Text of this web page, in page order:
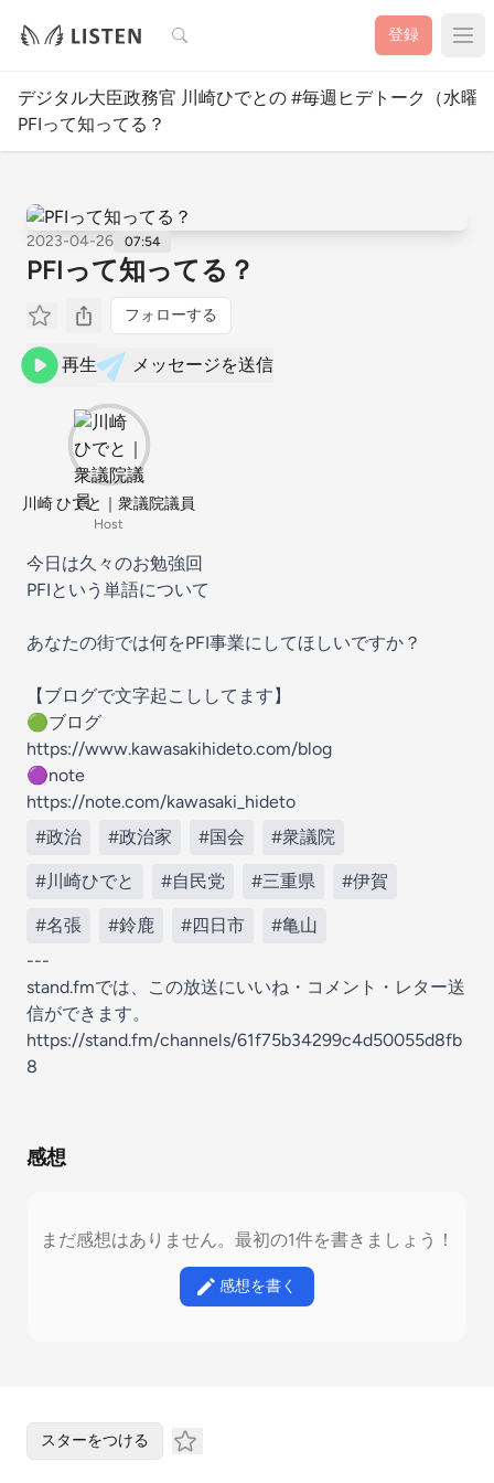
検索 登録
デジタル大臣政務官 川崎ひでとの #毎週ヒデトーク（水曜
PFIって知ってる？
2023-04-26 07:54
PFIって知ってる？
フォローする
再生 メッセージを送信
川崎 ひでと｜衆議院議員
Host
今日は久々のお勉強回
PFIという単語について
あなたの街では何をPFI事業にしてほしいですか？
【ブログで文字起こししてます】
🟢ブログ
https://www.kawasakihideto.com/blog
🟣note
https://note.com/kawasaki_hideto
#政治
#政治家 #国会 #衆議院
#川崎ひでと #自民党 #三重県 #伊賀
#名張 #鈴鹿 #四日市
#亀山
---
stand.fmでは、この放送にいいね・コメント・レター送
信ができます。
https://stand.fm/channels/61f75b34299c4d50055d8fb
8
感想
まだ感想はありません。最初の1件を書きましょう！
感想を書く
スターをつける